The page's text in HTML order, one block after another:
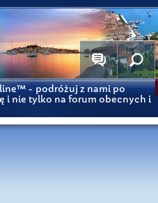
- podróżuj z nami po
i nie tylko na forum obecnych i